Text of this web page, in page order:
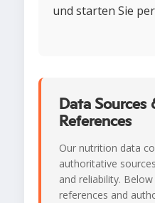
und starten Sie
Data Sources
References
Our nutrition data
authoritative
and reliability.
references and